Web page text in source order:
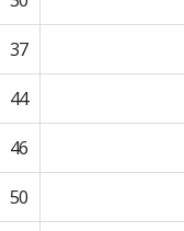
37
44
46
50